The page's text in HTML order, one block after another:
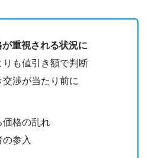
重視される状況に
も値引き額で判断
渉が当たり前に
価格の乱れ
の参入